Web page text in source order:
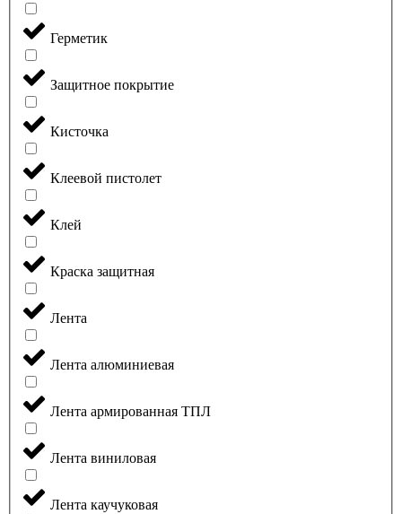
Герметик
Защитное покрытие
Кисточка
Клеевой пистолет
Клей
Краска защитная
Лента
Лента алюминиевая
Лента армированная ТПЛ
Лента виниловая
Лента каучуковая